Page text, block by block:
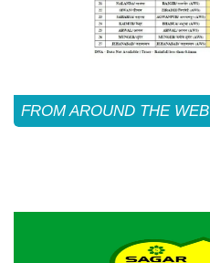
FROM AROUND THE WEB